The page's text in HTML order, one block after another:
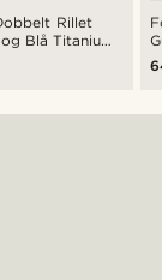
Rillet
Blå Titanium